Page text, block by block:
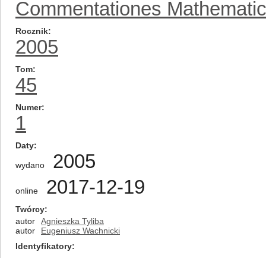
Commentationes
Rocznik
2005
Tom
45
Numer
1
Daty
wydano 2005
online 2017-12-19
Twórcy
autor
Agnieszka Tyliba
autor
Eugeniusz Wachnicki
Identyfikatory